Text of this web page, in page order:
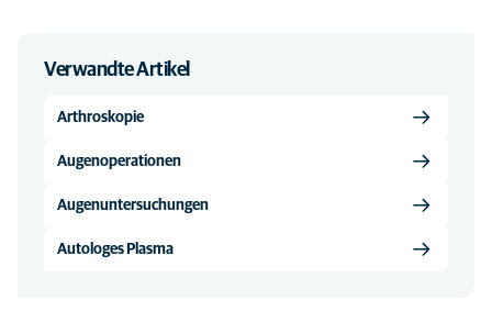
Verwandte Artikel
Arthroskopie
Augenoperationen
Augenuntersuchungen
Autologes Plasma